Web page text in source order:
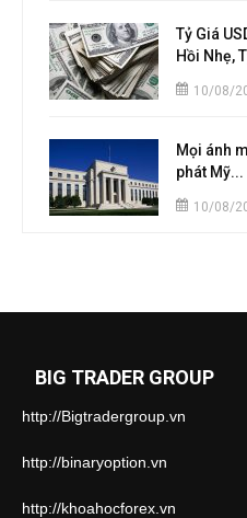
Tỷ Giá
Hồi Nhẹ,
10/08/
Mọi ánh
phát Mỹ...
10/08/
BIG TRADER GROUP
http://Bigtradergroup.vn
http://binaryoption.vn
http://khoahocforex.vn